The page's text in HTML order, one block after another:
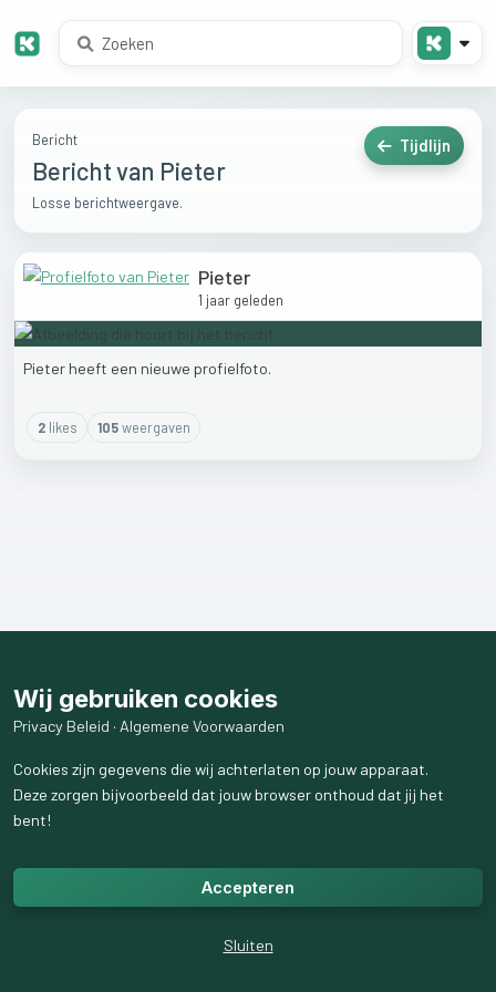
Bericht
Bericht van Pieter
Losse berichtweergave.
Tijdlijn
Pieter
1 jaar geleden
Pieter heeft een nieuwe profielfoto.
2likes 105weergaven
Wij gebruiken cookies
Privacy Beleid · Algemene Voorwaarden
Cookies zijn gegevens die wij achterlaten op jouw apparaat.
Deze zorgen bijvoorbeeld dat jouw browser onthoud dat jij het
bent!
Accepteren
Sluiten